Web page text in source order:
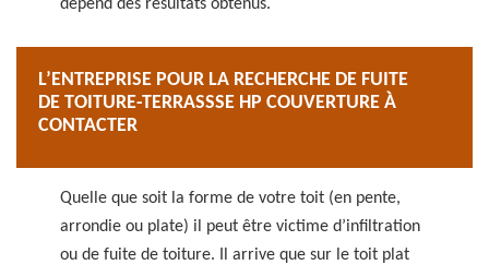
dépend des résultats obtenus.
L’ENTREPRISE POUR LA RECHERCHE DE FUITE
DE TOITURE-TERRASSSE HP COUVERTURE À
CONTACTER
Quelle que soit la forme de votre toit (en pente,
arrondie ou plate) il peut être victime d’infiltration
ou de fuite de toiture. Il arrive que sur le toit plat